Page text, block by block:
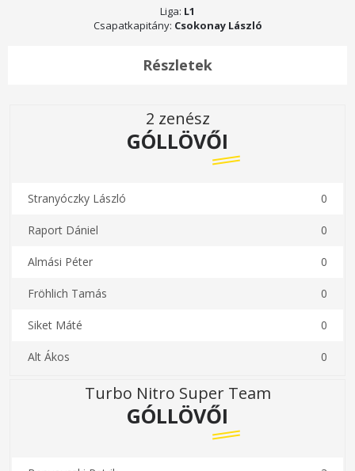
Liga: L1
Csapatkapitány: Csokonay László
Részletek
2 zenész
GÓLLÖVŐI
Stranyóczky László 0
Raport Dániel 0
Almási Péter 0
Fröhlich Tamás 0
Siket Máté 0
Alt Ákos 0
Turbo Nitro Super Team
GÓLLÖVŐI